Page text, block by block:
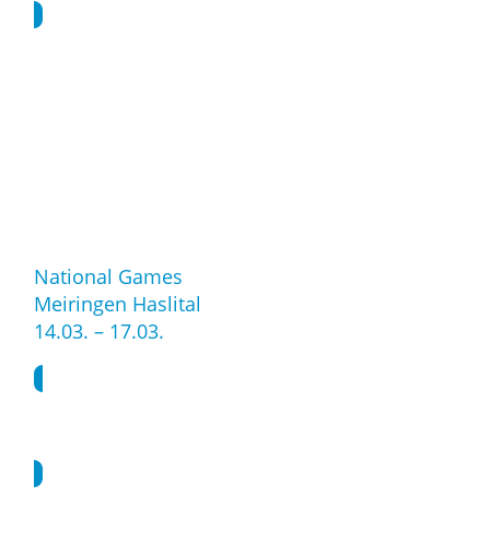
National Games
Meiringen Haslital
14.03. – 17.03.